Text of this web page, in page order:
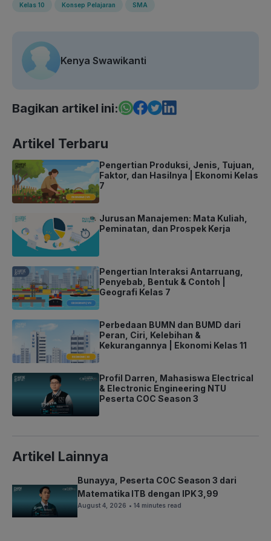
Kelas 10 Konsep Pelajaran SMA
Kenya Swawikanti
Bagikan artikel ini:
Artikel Terbaru
Pengertian Produksi, Jenis, Tujuan,
Faktor, dan Hasilnya | Ekonomi Kelas
7
Jurusan Manajemen: Mata Kuliah,
Peminatan, dan Prospek Kerja
Pengertian Interaksi Antarruang,
Penyebab, Bentuk & Contoh |
Geografi Kelas 7
Perbedaan BUMN dan BUMD dari
Peran, Ciri, Kelebihan &
Kekurangannya | Ekonomi Kelas 11
Profil Darren, Mahasiswa Electrical
& Electronic Engineering NTU
Peserta COC Season 3
Artikel Lainnya
Bunayya, Peserta COC Season 3 dari
Matematika ITB dengan IPK 3,99
August 4, 2026 • 14 minutes read